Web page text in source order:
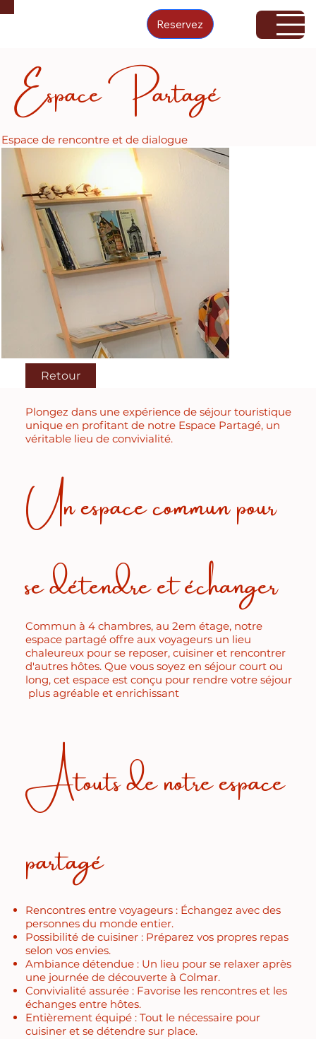
Reservez
Espace Partagé
Espace de rencontre et de dialogue
Retour
Plongez dans une expérience de séjour touristique
unique en profitant de notre Espace Partagé, un
véritable lieu de convivialité.
Un espace commun pour
se détendre et échanger
Commun à 4 chambres, au 2em étage, notre
espace partagé offre aux voyageurs un lieu
chaleureux pour se reposer, cuisiner et rencontrer
d'autres hôtes. Que vous soyez en séjour court ou
long, cet espace est conçu pour rendre votre séjour
plus agréable et enrichissant
Atouts de notre espace
partagé
Rencontres entre voyageurs : Échangez avec des
personnes du monde entier.
Possibilité de cuisiner : Préparez vos propres repas
selon vos envies.
Ambiance détendue : Un lieu pour se relaxer après
une journée de découverte à Colmar.
Convivialité assurée : Favorise les rencontres et les
échanges entre hôtes.
Entièrement équipé : Tout le nécessaire pour
cuisiner et se détendre sur place.